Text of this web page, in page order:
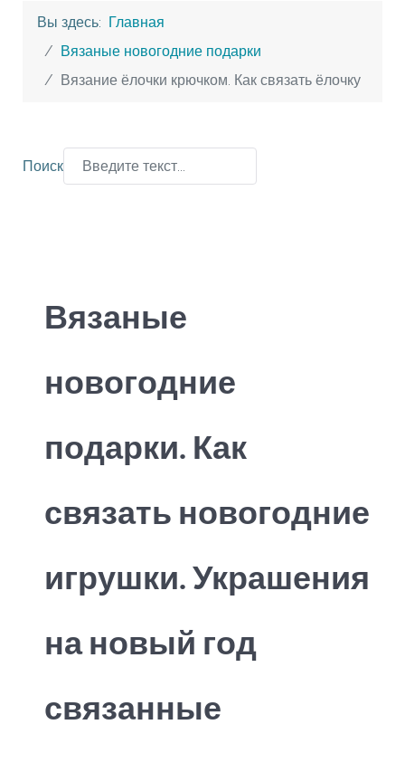
Вы здесь: Главная
Вязаные новогодние подарки
Вязание ёлочки крючком. Как связать ёлочку
Поиск
Вязаные
новогодние
подарки. Как
связать новогодние
игрушки. Украшения
на новый год
связанные